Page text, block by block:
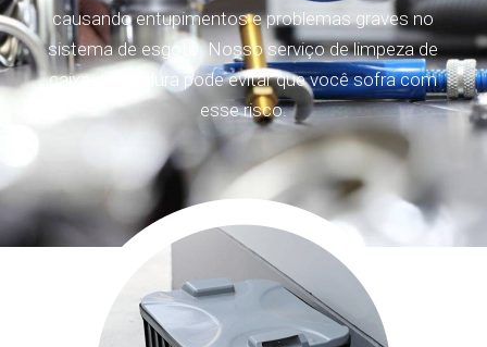
causando entupimentos e problemas graves no
sistema de esgoto. Nosso serviço de limpeza de
caixa de gordura pode evitar que você sofra com
esse risco.